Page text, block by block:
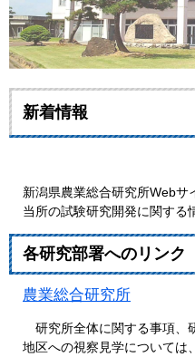
新着情報
新潟県農業総合研究所Webサ
当所の試験研究開発に関する
各研究部署へのリンク
農業総合研究所
研究所全体に関する事項、
地区への視察見学については、